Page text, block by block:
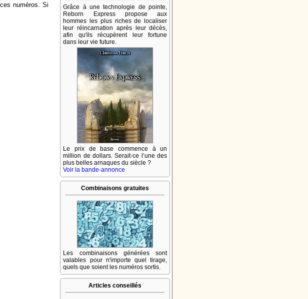
numéros. Si
Grâce à une technologie de pointe,
Reborn Express propose aux
hommes les plus riches de localiser
leur réincarnation après leur décès,
afin qu'ils récupèrent leur fortune
dans leur vie future.
Le prix de base commence à un
million de dollars. Serait-ce l’une des
plus belles arnaques du siècle ?
Voir la bande-annonce
Combinaisons gratuites
Les combinaisons générées sont
valables pour n'importe quel tirage,
quels que soient les numéros sortis.
Articles conseillés